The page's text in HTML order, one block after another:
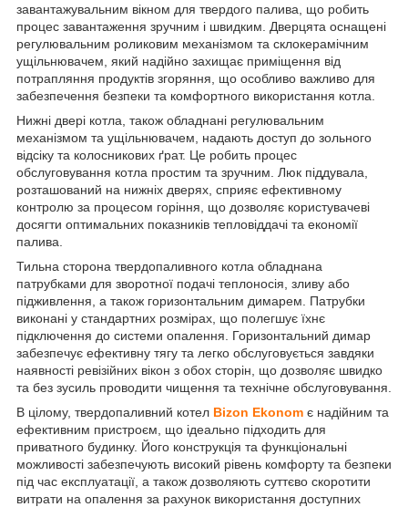
завантажувальним вікном для твердого палива, що робить
процес завантаження зручним і швидким. Дверцята оснащені
регулювальним роликовим механізмом та склокерамічним
ущільнювачем, який надійно захищає приміщення від
потрапляння продуктів згоряння, що особливо важливо для
забезпечення безпеки та комфортного використання котла.
Нижні двері котла, також обладнані регулювальним
механізмом та ущільнювачем, надають доступ до зольного
відсіку та колосникових ґрат. Це робить процес
обслуговування котла простим та зручним. Люк піддувала,
розташований на нижніх дверях, сприяє ефективному
контролю за процесом горіння, що дозволяє користувачеві
досягти оптимальних показників тепловіддачі та економії
палива.
Тильна сторона твердопаливного котла обладнана
патрубками для зворотної подачі теплоносія, зливу або
підживлення, а також горизонтальним димарем. Патрубки
виконані у стандартних розмірах, що полегшує їхнє
підключення до системи опалення. Горизонтальний димар
забезпечує ефективну тягу та легко обслуговується завдяки
наявності ревізійних вікон з обох сторін, що дозволяє швидко
та без зусиль проводити чищення та технічне обслуговування.
В цілому, твердопаливний котел Bizon Ekonom є надійним та
ефективним пристроєм, що ідеально підходить для
приватного будинку. Його конструкція та функціональні
можливості забезпечують високий рівень комфорту та безпеки
під час експлуатації, а також дозволяють суттєво скоротити
витрати на опалення за рахунок використання доступних